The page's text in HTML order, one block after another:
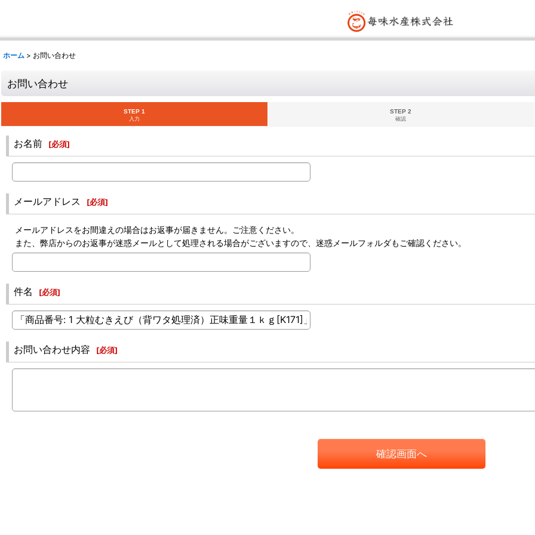
ホーム > お問い合わせ
お問い合わせ
STEP 1
入力
STEP 2
確認
お名前 [必須]
メールアドレス [必須]
メールアドレスをお間違えの場合はお返事が届きません。ご注意ください。
また、弊店からのお返事が迷惑メールとして処理される場合がございますので、迷惑メールフォルダもご確認ください。
件名 [必須]
お問い合わせ内容 [必須]
確認画面へ